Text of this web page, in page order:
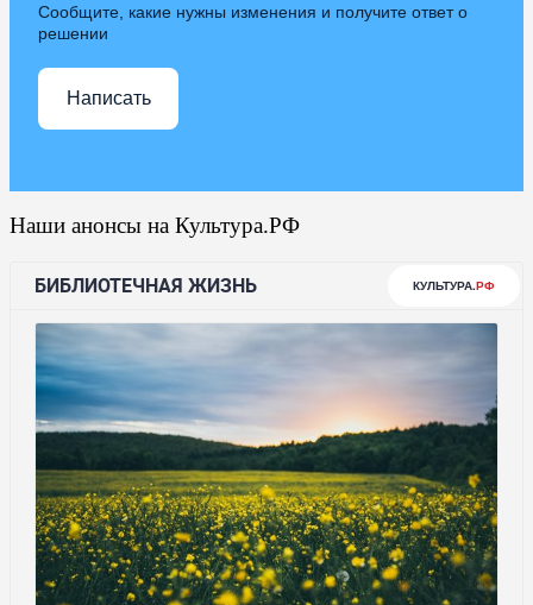
Сообщите, какие нужны изменения и получите ответ о
решении
Написать
Наши анонсы на Культура.РФ